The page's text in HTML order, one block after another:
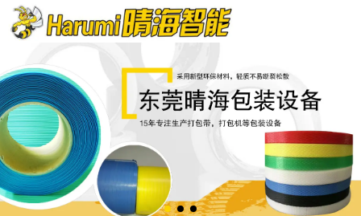
欢迎来到晴海智能包装官网!
服务热线：13826562247 0769-85609890